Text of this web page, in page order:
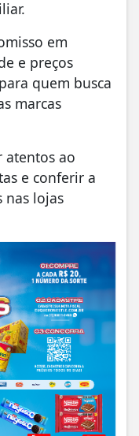
em
e preços
quem busca
marcas
atentos ao
e conferir a
lojas